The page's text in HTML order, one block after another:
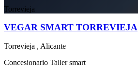
Torrevieja
VEGAR SMART TORREVIEJA
Torrevieja , Alicante
Concesionario Taller smart